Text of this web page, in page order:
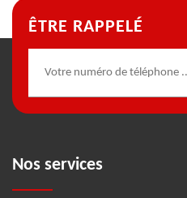
ÊTRE RAPPELÉ
Nos services